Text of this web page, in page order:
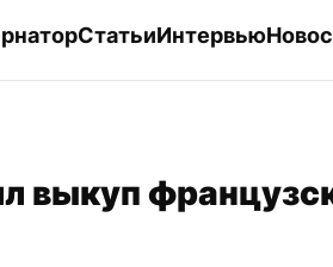
СтатьиИнтервью
выкуп